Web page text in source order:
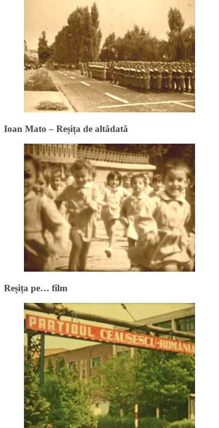
Ioan Mato – Reșița de altădată
Reșița pe… film